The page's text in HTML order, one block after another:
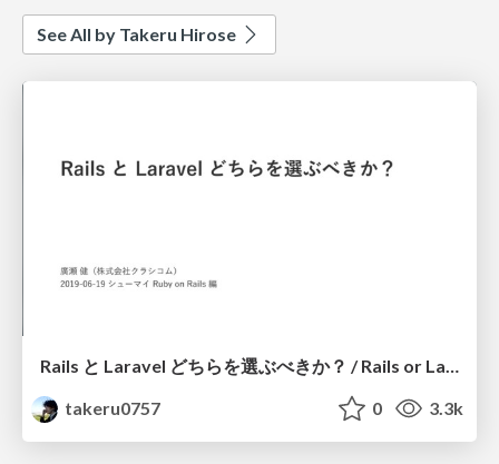
See All by Takeru Hirose
Rails と Laravel どちらを選ぶべきか？ / Rails or Laravel
takeru0757
0 3.3k